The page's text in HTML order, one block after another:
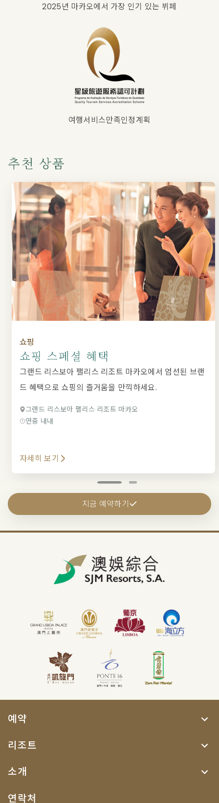
지금 예약하기
2025년 마카오에서 가장 인기 있는 뷔페
여행서비스만족인정계획
추천 상품
쇼핑
쇼핑 스페셜 혜택
그랜드 리스보아 팰리스 리조트 마카오에서 엄선된 브랜
드 혜택으로 쇼핑의 즐거움을 만끽하세요.
그랜드 리스보아 팰리스 리조트 마카오
연중 내내
자세히 보기
예약
리조트
소개
연락처